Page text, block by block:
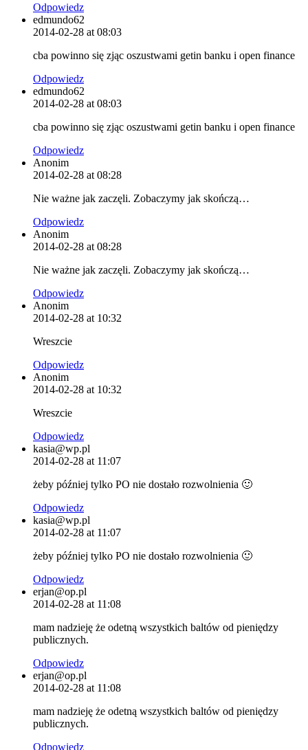
Odpowiedz
edmundo62
2014-02-28 at 08:03
cba powinno się zjąc oszustwami getin banku i open finance
Odpowiedz
edmundo62
2014-02-28 at 08:03
cba powinno się zjąc oszustwami getin banku i open finance
Odpowiedz
Anonim
2014-02-28 at 08:28
Nie ważne jak zaczęli. Zobaczymy jak skończą…
Odpowiedz
Anonim
2014-02-28 at 08:28
Nie ważne jak zaczęli. Zobaczymy jak skończą…
Odpowiedz
Anonim
2014-02-28 at 10:32
Wreszcie
Odpowiedz
Anonim
2014-02-28 at 10:32
Wreszcie
Odpowiedz
kasia@wp.pl
2014-02-28 at 11:07
żeby później tylko PO nie dostało rozwolnienia 🙂
Odpowiedz
kasia@wp.pl
2014-02-28 at 11:07
żeby później tylko PO nie dostało rozwolnienia 🙂
Odpowiedz
erjan@op.pl
2014-02-28 at 11:08
mam nadzieję że odetną wszystkich baltów od pieniędzy
publicznych.
Odpowiedz
erjan@op.pl
2014-02-28 at 11:08
mam nadzieję że odetną wszystkich baltów od pieniędzy
publicznych.
Odpowiedz